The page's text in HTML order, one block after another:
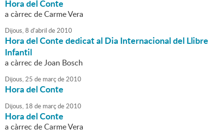
Hora del Conte
a càrrec de Carme Vera
Dijous,8 d'abril de2010
Hora del Conte dedicat al Dia Internacional del Llibre
Infantil
a càrrec de Joan Bosch
Dijous,25 de marçde2010
Hora del Conte
Dijous, 18 de marçde2010
Hora del Conte
a càrrec de Carme Vera